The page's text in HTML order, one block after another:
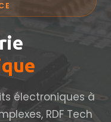
électroniques à
RDF Tech